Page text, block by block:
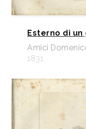
Esterno di un
Amici
1831